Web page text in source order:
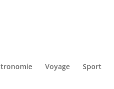
Voyage Sport